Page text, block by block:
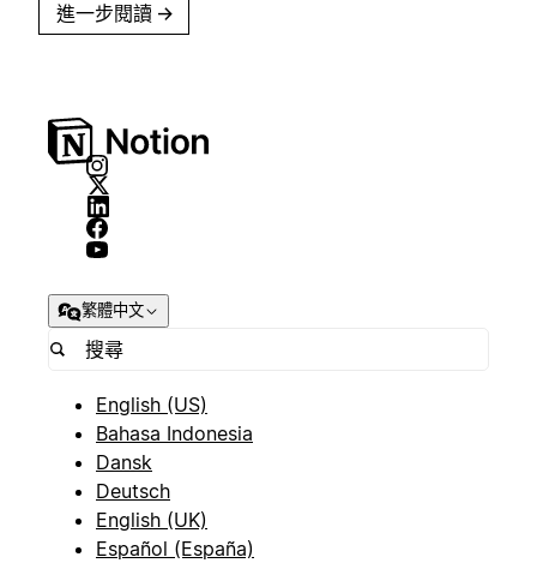
進一步閱讀 →
繁體中文
English (US)
Bahasa Indonesia
Dansk
Deutsch
English (UK)
Español (España)